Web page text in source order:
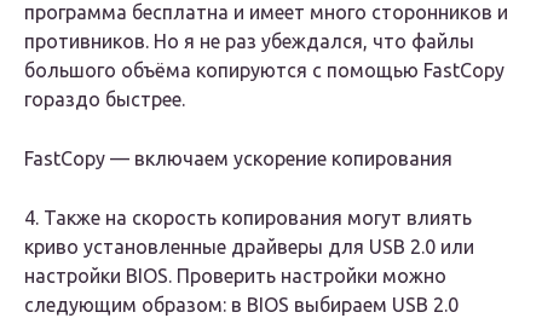
программа бесплатна и имеет много сторонников и
противников. Но я не раз убеждался, что файлы
большого объёма копируются с помощью FastCopy
гораздо быстрее.
FastCopy — включаем ускорение копирования
4. Также на скорость копирования могут влиять
криво установленные драйверы для USB 2.0 или
настройки BIOS. Проверить настройки можно
следующим образом: в BIOS выбираем USB 2.0